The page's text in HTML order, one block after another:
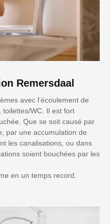
Remersdaal
avec l’écoulement de
toilettes/WC. Il est fort
Que se soit causé par
par une accumulation de
les canalisations, ou dans
soient bouchées par les
en un temps record.